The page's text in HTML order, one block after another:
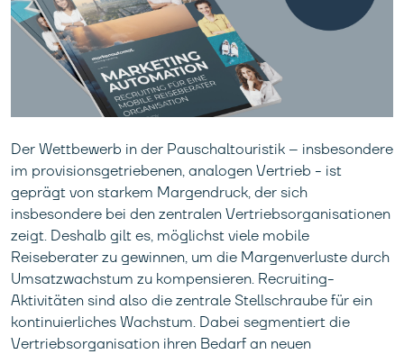
Der Wettbewerb in der Pauschaltouristik – insbesondere
im provisionsgetriebenen, analogen Vertrieb - ist
geprägt von starkem Margendruck, der sich
insbesondere bei den zentralen Vertriebsorganisationen
zeigt. Deshalb gilt es, möglichst viele mobile
Reiseberater zu gewinnen, um die Margenverluste durch
Umsatzwachstum zu kompensieren. Recruiting-
Aktivitäten sind also die zentrale Stellschraube für ein
kontinuierliches Wachstum. Dabei segmentiert die
Vertriebsorganisation ihren Bedarf an neuen